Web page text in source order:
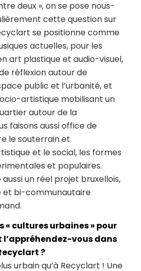
deux », on se pose nous-
cette question sur
se positionne comme
actuelles, pour les
art plastique et audio-visuel,
réflexion autour de
public et l’urbanité, et
artistique mobilisant un
autour de la
faisons aussi office de
le souterrain et
et le social, les formes
et populaires.
un réel projet bruxellois,
et bi-communautaire
« cultures urbaines » pour
l’appréhendez-vous dans
?
urbain qu’à Recyclart ! Une